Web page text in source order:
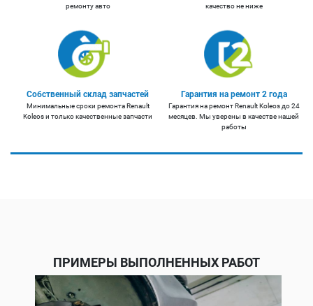
ремонту авто
качество не ниже
Собственный склад запчастей
Минимальные сроки ремонта Renault
Koleos и только качественные запчасти
Гарантия на ремонт 2 года
Гарантия на ремонт Renault Koleos до 24
месяцев. Мы уверены в качестве нашей
работы
ПРИМЕРЫ ВЫПОЛНЕННЫХ РАБОТ